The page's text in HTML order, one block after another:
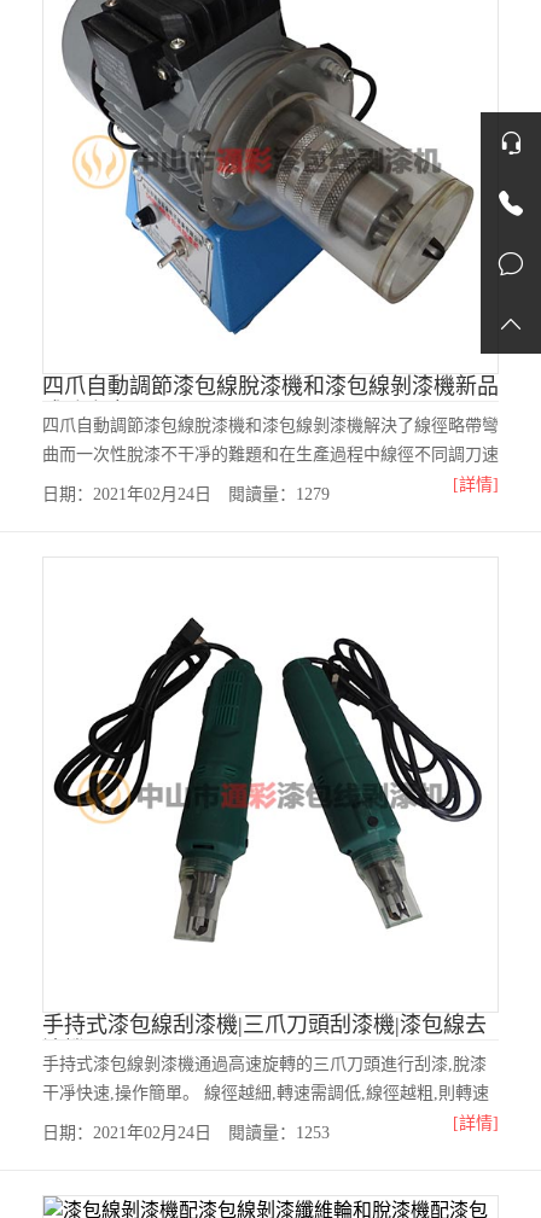
四爪自動調節漆包線脫漆機和漆包線剝漆機新品
成功上市！
四爪自動調節漆包線脫漆機和漆包線剝漆機解決了線徑略帶彎
曲而一次性脫漆不干凈的難題和在生產過程中線徑不同調刀速
度慢的問題，該產品目前是用戶可信賴、安全的理想產品。
[詳情]
日期：2021年02月24日 閱讀量：1279
手持式漆包線刮漆機|三爪刀頭刮漆機|漆包線去
漆機
手持式漆包線剝漆機通過高速旋轉的三爪刀頭進行刮漆,脫漆
干凈快速,操作簡單。 線徑越細,轉速需調低,線徑越粗,則轉速
需調越快,以剛好可以將漆刮掉為準。適刮線徑0.3~3.5mm，可
[詳情]
日期：2021年02月24日 閱讀量：1253
客服